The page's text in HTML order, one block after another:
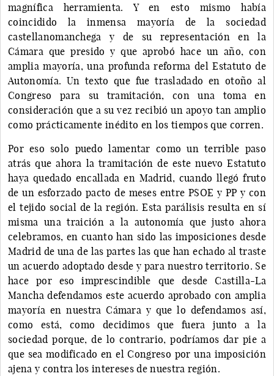
magnífica herramienta. Y en esto mismo había
coincidido la inmensa mayoría de la sociedad
castellanomanchega y de su representación en la
Cámara que presido y que aprobó hace un año, con
amplia mayoría, una profunda reforma del Estatuto de
Autonomía. Un texto que fue trasladado en otoño al
Congreso para su tramitación, con una toma en
consideración que a su vez recibió un apoyo tan amplio
como prácticamente inédito en los tiempos que corren.
Por eso solo puedo lamentar como un terrible paso
atrás que ahora la tramitación de este nuevo Estatuto
haya quedado encallada en Madrid, cuando llegó fruto
de un esforzado pacto de meses entre PSOE y PP y con
el tejido social de la región. Esta parálisis resulta en sí
misma una traición a la autonomía que justo ahora
celebramos, en cuanto han sido las imposiciones desde
Madrid de una de las partes las que han echado al traste
un acuerdo adoptado desde y para nuestro territorio. Se
hace por eso imprescindible que desde Castilla-La
Mancha defendamos este acuerdo aprobado con amplia
mayoría en nuestra Cámara y que lo defendamos así,
como está, como decidimos que fuera junto a la
sociedad porque, de lo contrario, podríamos dar pie a
que sea modificado en el Congreso por una imposición
ajena y contra los intereses de nuestra región.